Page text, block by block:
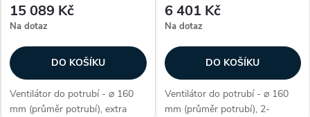
15 089 Kč
Na dotaz
DO KOŠÍKU
Ventilátor do potrubí - ⌀ 160
mm (průměr potrubí), extra
6 401 Kč
Na dotaz
DO KOŠÍKU
Ventilátor do potrubí - ⌀ 160
mm (průměr potrubí), 2-